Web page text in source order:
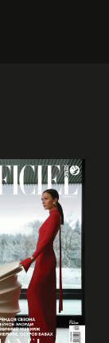
dzīves